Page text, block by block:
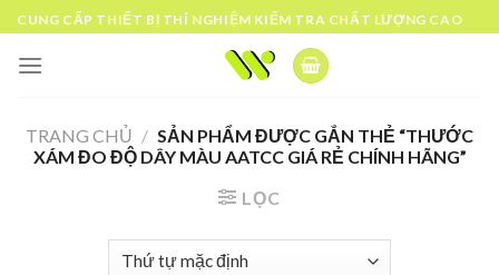
Skip
to
content
CUNG CẤP THIẾT BỊ THÍ NGHIỆM KIỂM TRA CHẤT LƯỢNG CAO
TRANG CHỦ / SẢN PHẨM ĐƯỢC GẮN THẺ “THƯỚC
XÁM ĐO ĐỘ DÂY MÀU AATCC GIÁ RẺ CHÍNH HÃNG”
LỌC